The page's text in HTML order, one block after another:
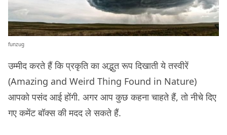
funzug
उम्मीद करते हैं कि प्रकृति का अद्भुत रूप दिखाती ये तस्वीरें
(Amazing and Weird Thing Found in Nature)
आपको पसंद आई होंगी. अगर आप कुछ कहना चाहते हैं, तो नीचे दिए
गए कमेंट बॉक्स की मदद ले सकते हैं.